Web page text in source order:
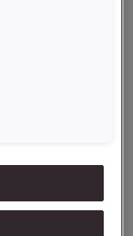
sier Tino
primo
virkning fra 1.